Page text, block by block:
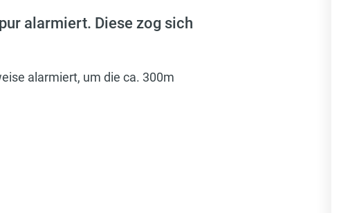
alarmiert. Diese zog sich
alarmiert, um die ca. 300m